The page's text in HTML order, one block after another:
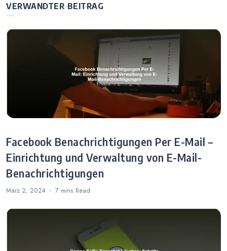
gesendeter
VERWANDTER BEITRAG
Facebook Benachrichtigungen Per E-Mail –
Einrichtung und Verwaltung von E-Mail-
Benachrichtigungen
März 2, 2024 7 mins Read